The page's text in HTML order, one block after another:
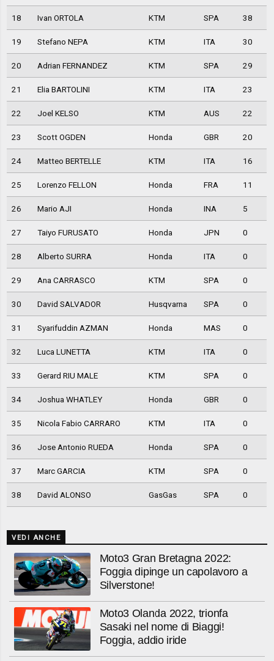
18 Ivan ORTOLA KTM SPA 38
19 Stefano NEPA KTM ITA 30
20 Adrian FERNANDEZ KTM SPA 29
21 Elia BARTOLINI KTM ITA 23
22 Joel KELSO KTM AUS 22
23 Scott OGDEN Honda GBR 20
24 Matteo BERTELLE KTM ITA 16
25 Lorenzo FELLON Honda FRA 11
26 Mario AJI Honda INA 5
27 Taiyo FURUSATO Honda JPN 0
28 Alberto SURRA Honda ITA 0
29 Ana CARRASCO KTM SPA 0
30 David SALVADOR Husqvarna SPA 0
31 Syarifuddin AZMAN Honda MAS 0
32 Luca LUNETTA KTM ITA 0
33 Gerard RIU MALE KTM SPA 0
34 Joshua WHATLEY Honda GBR 0
35 Nicola Fabio CARRARO KTM ITA 0
36 Jose Antonio RUEDA Honda SPA 0
37 Marc GARCIA KTM SPA 0
38 David ALONSO GasGas SPA 0
VEDI ANCHE
Moto3 Gran Bretagna 2022:
Foggia dipinge un capolavoro a
Silverstone!
Moto3 Olanda 2022, trionfa
Sasaki nel nome di Biaggi!
Foggia, addio iride